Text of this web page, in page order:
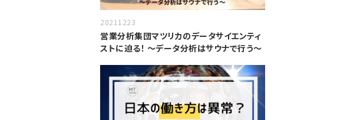
20211223
営業分析集団マツリカのデータサイエンティ
ストに迫る！ 〜データ分析はサウナで行う〜